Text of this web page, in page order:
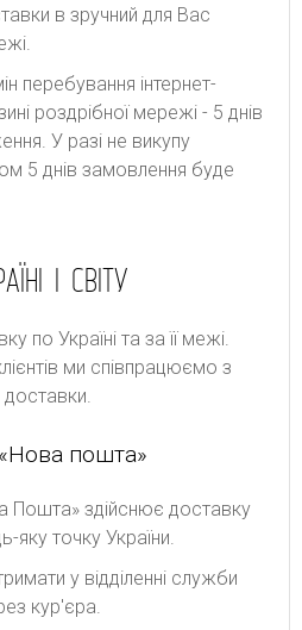
в зручний для Вас
перебування інтернет-
роздрібної мережі - 5 днів
У разі не викупу
5 днів замовлення буде
І СВІТУ
по Україні та за її межі.
ми співпрацюємо з
пошта»
Пошта» здійснює доставку
яку точку України.
у відділенні служби
кур'єра.